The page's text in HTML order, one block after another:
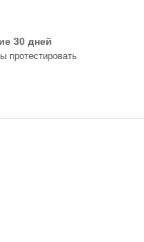
30 дней
протестировать